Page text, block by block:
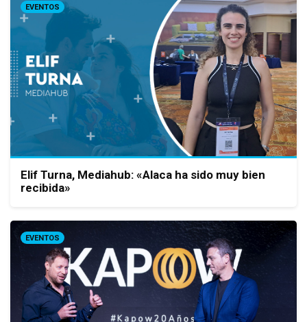
EVENTOS
Elif Turna, Mediahub: «Alaca ha sido muy bien
recibida»
EVENTOS